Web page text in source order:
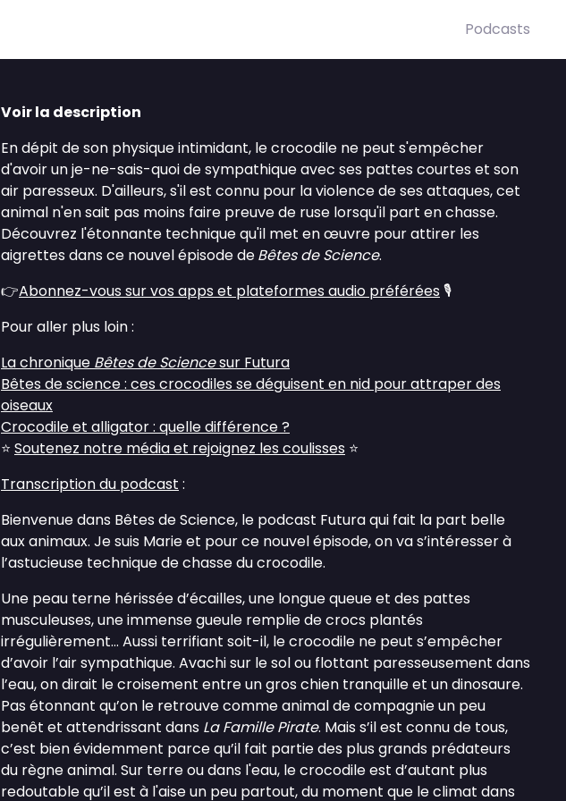
Podcasts
Voir la description
En dépit de son physique intimidant, le crocodile ne peut s'empêcher
d'avoir un je-ne-sais-quoi de sympathique avec ses pattes courtes et son
air paresseux. D'ailleurs, s'il est connu pour la violence de ses attaques, cet
animal n'en sait pas moins faire preuve de ruse lorsqu'il part en chasse.
Découvrez l'étonnante technique qu'il met en œuvre pour attirer les
aigrettes dans ce nouvel épisode deBêtes de Science.
👉Abonnez-vous sur vos apps et plateformes audio préférées 🎙️
Pour aller plus loin :
La chronique Bêtes de Sciencesur Futura
Bêtes de science : ces crocodiles se déguisent en nid pour attraper des
oiseaux
Crocodile et alligator : quelle différence ?
⭐ Soutenez notre média et rejoignez les coulisses ⭐
Transcription du podcast :
Bienvenue dans Bêtes de Science, le podcast Futura qui fait la part belle
aux animaux. Je suis Marie et pour ce nouvel épisode, on va s’intéresser à
l’astucieuse technique de chasse du crocodile.
Une peau terne hérissée d’écailles, une longue queue et des pattes
musculeuses, une immense gueule remplie de crocs plantés
irrégulièrement... Aussi terrifiant soit-il, le crocodile ne peut s’empêcher
d’avoir l’air sympathique. Avachi sur le sol ou flottant paresseusement dans
l’eau, on dirait le croisement entre un gros chien tranquille et un dinosaure.
Pas étonnant qu’on le retrouve comme animal de compagnie un peu
benêt et attendrissant dans La Famille Pirate. Mais s’il est connu de tous,
c’est bien évidemment parce qu’il fait partie des plus grands prédateurs
du règne animal. Sur terre ou dans l'eau, le crocodile est d’autant plus
redoutable qu’il est à l'aise un peu partout, du moment que le climat dans